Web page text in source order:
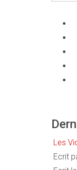
Les
Ecrit